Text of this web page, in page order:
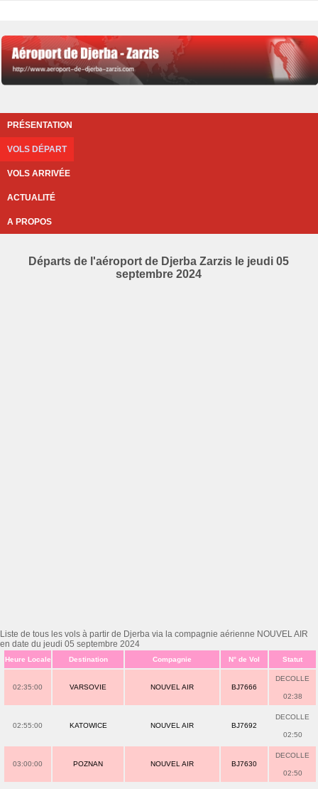
PRÉSENTATION
VOLS DÉPART
VOLS ARRIVÉE
ACTUALITÉ
A PROPOS
Départs de l'aéroport de Djerba Zarzis le jeudi 05
septembre 2024
Liste de tous les vols à partir de Djerba via la compagnie aérienne NOUVEL AIR
en date du jeudi 05 septembre 2024
Heure Locale Destination Compagnie N° de Vol Statut
02:35:00 VARSOVIE NOUVEL AIR BJ7666
DECOLLE
02:38
02:55:00 KATOWICE NOUVEL AIR BJ7692
DECOLLE
02:50
03:00:00 POZNAN NOUVEL AIR BJ7630
DECOLLE
02:50